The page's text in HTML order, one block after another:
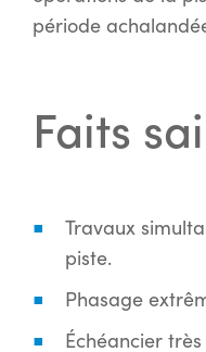
période
Faits
Travaux
piste.
Phasage
Échéancier